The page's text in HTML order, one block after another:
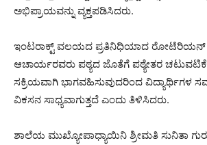
ಅಭಿಪ್ರಾಯವನ್ನು ವ್ಯಕ್ತಪಡಿಸಿದರು.
ಇಂಟರಾಕ್ಟ್ ವಲಯದ ಪ್ರತಿನಿಧಿಯಾದ ರೋಟೆರಿಯನ್
ಆಚಾರ್ಯರವರು ಪಠ್ಯದ ಜೊತೆಗೆ ಪಠ್ಯೇತರ
ಸಕ್ರಿಯವಾಗಿ ಭಾಗವಹಿಸುವುದರಿಂದ ವಿದ್ಯಾರ್ಥಿಗಳ
ವಿಕಸನ ಸಾಧ್ಯವಾಗುತ್ತದೆ ಎಂದು ತಿಳಿಸಿದರು.
ಶಾಲೆಯ ಮುಖ್ಯೋಪಾಧ್ಯಾಯಿನಿ ಶ್ರೀಮತಿ ಸುನಿತಾ